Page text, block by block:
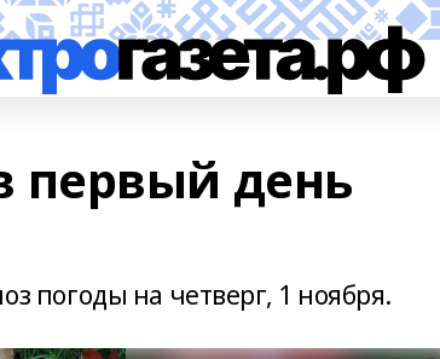
первый день
погоды на четверг, 1 ноября.